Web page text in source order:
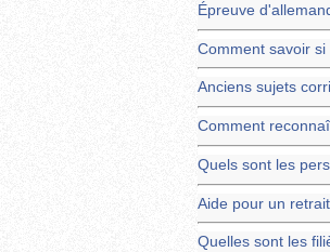
Épreuve
Comment savoir
Anciens sujets
Comment
Quels sont les
Aide pour un
Quelles sont les